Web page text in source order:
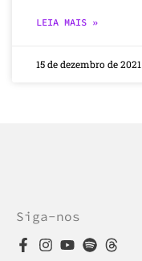
LEIA MAIS »
15 de dezembro de 2021
Siga-nos